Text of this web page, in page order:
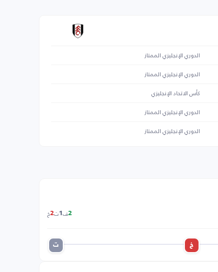
الدوري الإنجليزي الممتاز
الدوري الإنجليزي الممتاز
كأس الاتحاد الإنجليزي
الدوري الإنجليزي الممتاز
الدوري الإنجليزي الممتاز
2ف 1ت2خ
خ ت